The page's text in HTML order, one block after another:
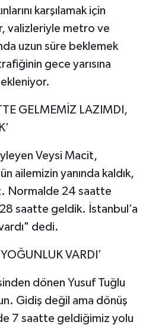
karşılamak için
valizleriyle metro ve
uzun süre beklemek
gece yarısına
GELMEMİZ LAZIMDI,
Veysi Macit,
ailemizin yanında kaldık,
Normalde 24 saatte
saatte geldik. İstanbul’a
dedi.
VARDI’
dönen Yusuf Tuğlu
Gidiş değil ama dönüş
7 saatte geldiğimiz yolu